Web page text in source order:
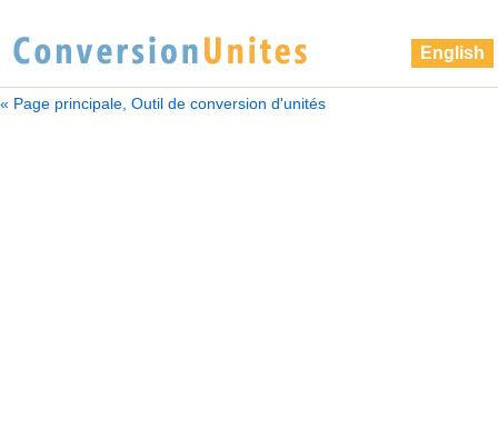
English
« Page principale, Outil de conversion d'unités